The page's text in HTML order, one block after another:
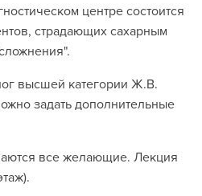
центре состоится
страдающих сахарным
высшей категории Ж.В.
задать дополнительные
все желающие. Лекция